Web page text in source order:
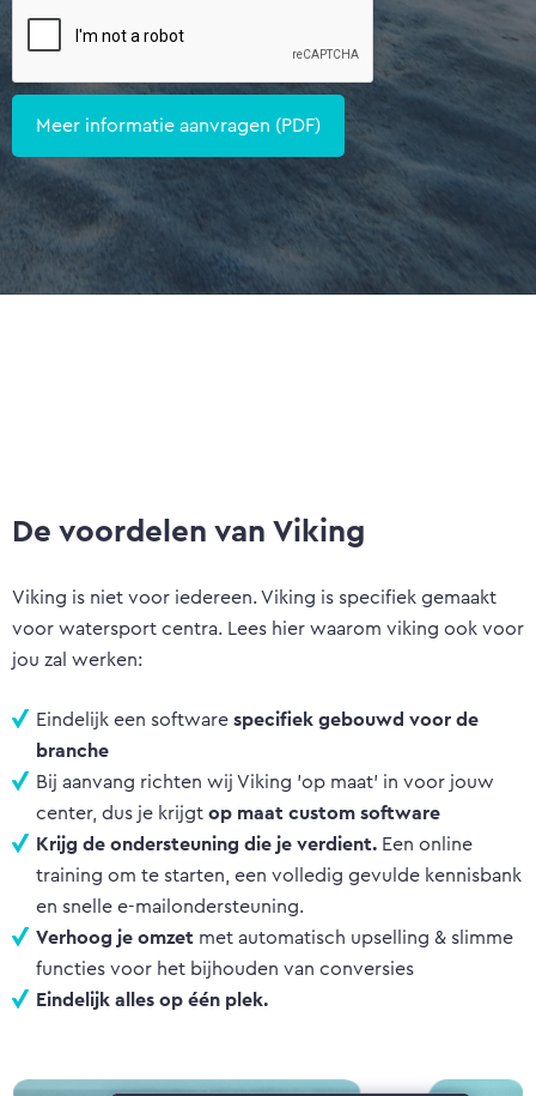
De voordelen van Viking
Viking is niet voor iedereen. Viking is specifiek gemaakt
voor watersport centra. Lees hier waarom viking ook voor
jou zal werken:
Eindelijk een softwarespecifiek gebouwd voor de
branche
Bij aanvang richten wij Viking 'op maat' in voor jouw
center, dus je krijgtop maat custom software
Krijg de ondersteuning die je verdient. Een online
training om te starten, een volledig gevulde kennisbank
en snelle e-mailondersteuning.
Verhoog je omzet met automatisch upselling & slimme
functies voor het bijhouden van conversies
Eindelijk alles op één plek.